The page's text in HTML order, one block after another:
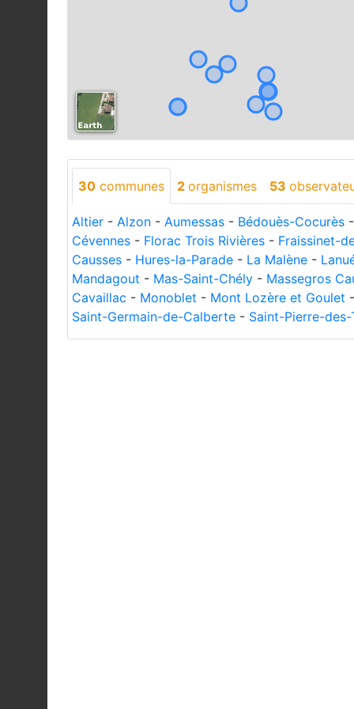
30 communes 2 organismes 53
Altier - Alzon - Aumessas - Bédouès-Cocurès
Cévennes - Florac Trois Rivières - Fraissinet-
Causses - Hures-la-Parade - La Malène -
Mandagout - Mas-Saint-Chély - Massegros
Cavaillac - Monoblet - Mont Lozère et Goulet
Saint-Germain-de-Calberte - Saint-Pierre-